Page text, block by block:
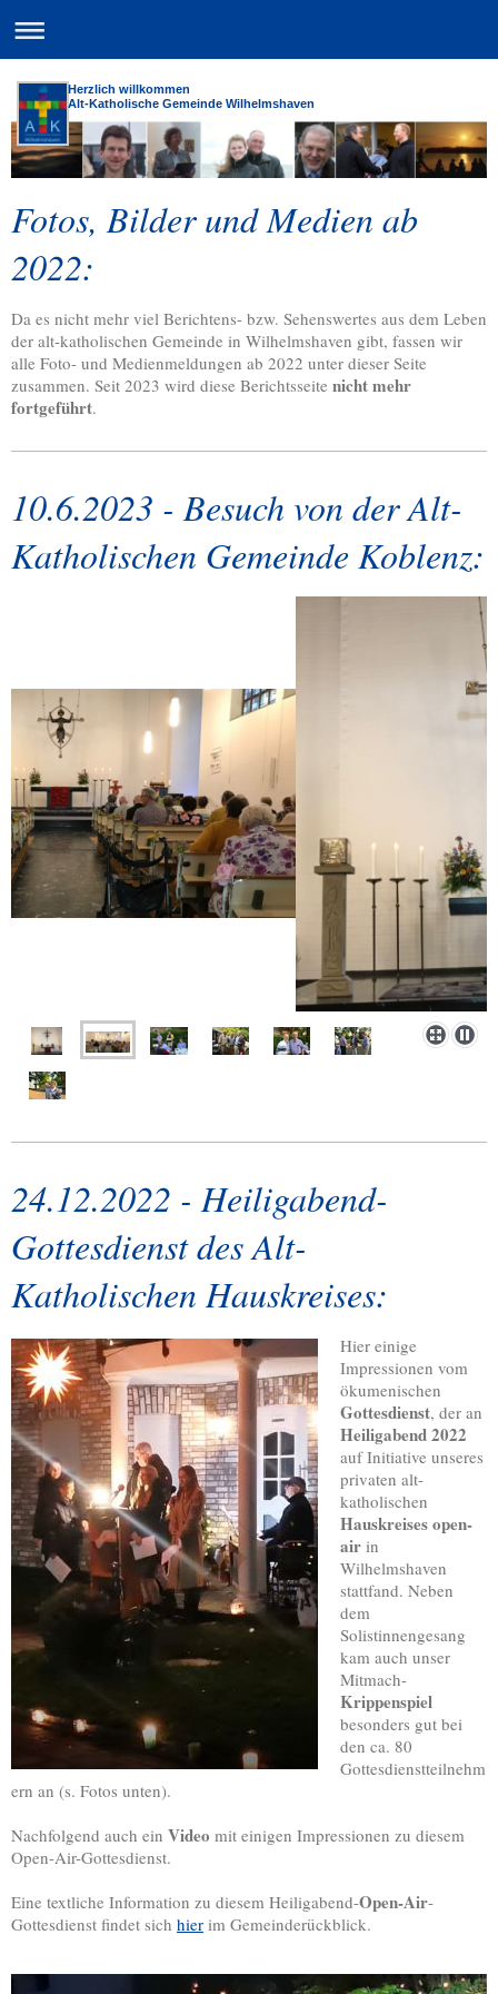
Herzlich willkommen
Alt-Katholische Gemeinde Wilhelmshaven
Fotos, Bilder und Medien ab
2022:
Da es nicht mehr viel Berichtens- bzw. Sehenswertes aus dem Leben
der alt-katholischen Gemeinde in Wilhelmshaven gibt, fassen wir
alle Foto- und Medienmeldungen ab 2022 unter dieser Seite
zusammen. Seit 2023 wird diese Berichtsseite nicht mehr
fortgeführt.
10.6.2023 - Besuch von der Alt-
Katholischen Gemeinde Koblenz:
24.12.2022 - Heiligabend-
Gottesdienst des Alt-
Katholischen Hauskreises:
Hier einige
Impressionen vom
ökumenischen
Gottesdienst, der an
Heiligabend 2022
auf Initiative unseres
privaten alt-
katholischen
Hauskreises open-
air in
Wilhelmshaven
stattfand. Neben
dem
Solistinnengesang
kam auch unser
Mitmach-
Krippenspiel
besonders gut bei
den ca. 80
Gottesdienstteilnehm
ern an (s. Fotos unten).
Nachfolgend auch ein Video mit einigen Impressionen zu diesem
Open-Air-Gottesdienst.
Eine textliche Information zu diesem Heiligabend-Open-Air-
Gottesdienst findet sich hier im Gemeinderückblick.